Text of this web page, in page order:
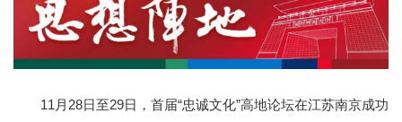
11月28日至29日，首届“忠诚文化”高地论坛在江苏南京成功